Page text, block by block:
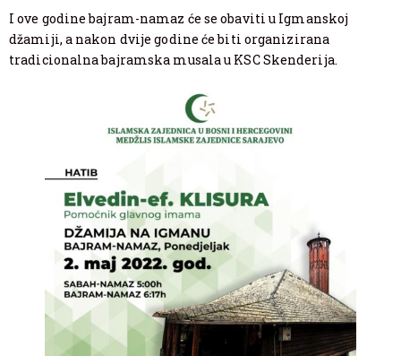
I ove godine bajram-namaz će se obaviti u Igmanskoj
džamiji, a nakon dvije godine će biti organizirana
tradicionalna bajramska musala u KSC Skenderija.